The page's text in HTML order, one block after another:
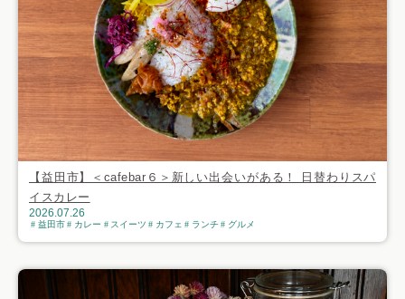
【益田市】＜cafebar６＞新しい出会いがある！ 日替わりスパ
イスカレー
2026.07.26
益田市 カレー スイーツ カフェ ランチ グルメ